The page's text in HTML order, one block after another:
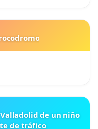
de un niño
de tráfico